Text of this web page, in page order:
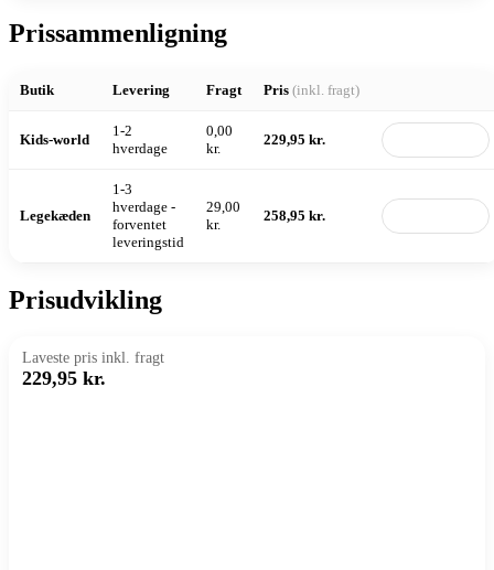
Prissammenligning
Butik Levering Fragt Pris (inkl. fragt)
Kids-world
1-2
hverdage
0,00
kr.
229,95 kr.
Legekæden
1-3
hverdage -
forventet
leveringstid
29,00
kr.
258,95 kr.
Prisudvikling
Laveste pris inkl. fragt
229,95 kr.